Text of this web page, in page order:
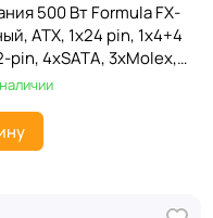
500 Вт Formula FX-
ATX, 1x24 pin, 1x4+4
pin, 4xSATA, 3xMolex,
мм